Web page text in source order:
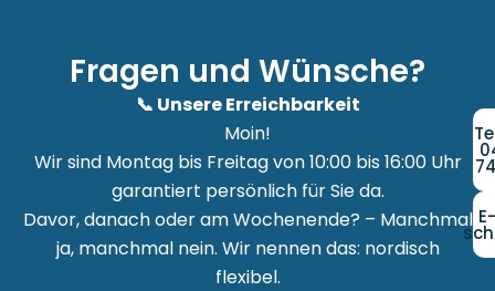
Fragen und Wünsche?
📞 Unsere Erreichbarkeit
Moin!
Wir sind Montag bis Freitag von 10:00 bis 16:00 Uhr
garantiert persönlich für Sie da.
Davor, danach oder am Wochenende? – Manchmal
ja, manchmal nein. Wir nennen das: nordisch
flexibel.